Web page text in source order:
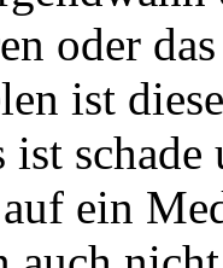
oder
ist
ist
ein